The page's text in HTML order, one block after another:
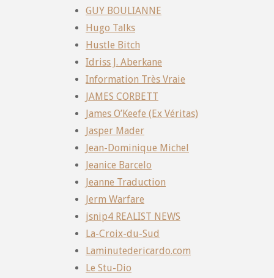
GUY BOULIANNE
Hugo Talks
Hustle Bitch
Idriss J. Aberkane
Information Très Vraie
JAMES CORBETT
James O’Keefe (Ex Véritas)
Jasper Mader
Jean-Dominique Michel
Jeanice Barcelo
Jeanne Traduction
Jerm Warfare
jsnip4 REALIST NEWS
La-Croix-du-Sud
Laminutedericardo.com
Le Stu-Dio